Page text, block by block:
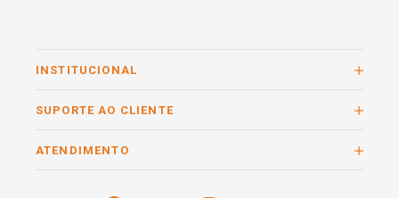
INSTITUCIONAL
SUPORTE AO CLIENTE
ATENDIMENTO